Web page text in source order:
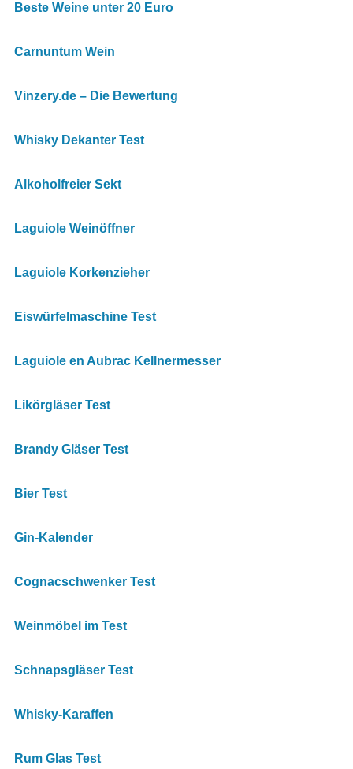
Beste Weine unter 20 Euro
Carnuntum Wein
Vinzery.de – Die Bewertung
Whisky Dekanter Test
Alkoholfreier Sekt
Laguiole Weinöffner
Laguiole Korkenzieher
Eiswürfelmaschine Test
Laguiole en Aubrac Kellnermesser
Likörgläser Test
Brandy Gläser Test
Bier Test
Gin-Kalender
Cognacschwenker Test
Weinmöbel im Test
Schnapsgläser Test
Whisky-Karaffen
Rum Glas Test